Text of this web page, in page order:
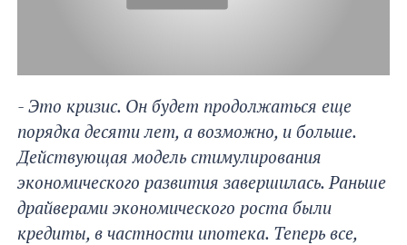
- Это кризис. Он будет продолжаться еще
порядка десяти лет, а возможно, и больше.
Действующая модель стимулирования
экономического развития завершилась. Раньше
драйверами экономического роста были
кредиты, в частности ипотека. Теперь все,